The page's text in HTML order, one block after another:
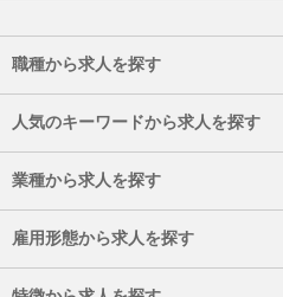
職種から求人を探す
人気のキーワードから求人を探す
業種から求人を探す
雇用形態から求人を探す